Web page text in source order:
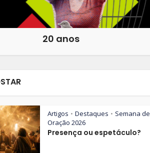
20 anos
Artigos • Destaques • Semana de
Oração 2026
Presença ou espetáculo?